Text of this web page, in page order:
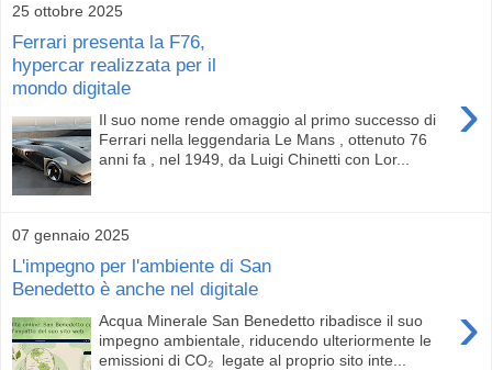
25 ottobre 2025
Ferrari presenta la F76,
hypercar realizzata per il
mondo digitale
›
Il suo nome rende omaggio al primo successo di
Ferrari nella leggendaria Le Mans , ottenuto 76
anni fa , nel 1949, da Luigi Chinetti con Lor...
07 gennaio 2025
L'impegno per l'ambiente di San
Benedetto è anche nel digitale
›
Acqua Minerale San Benedetto ribadisce il suo
impegno ambientale, riducendo ulteriormente le
emissioni di CO₂ legate al proprio sito inte...